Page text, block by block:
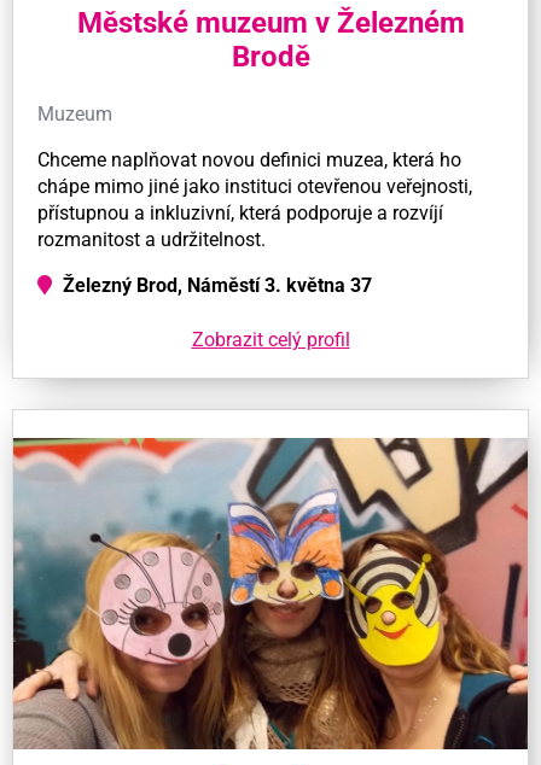
Městské muzeum v Železném
Brodě
Muzeum
Chceme naplňovat novou definici muzea, která ho
chápe mimo jiné jako instituci otevřenou veřejnosti,
přístupnou a inkluzivní, která podporuje a rozvíjí
rozmanitost a udržitelnost.
Železný Brod, Náměstí 3. května 37
Zobrazit celý profil